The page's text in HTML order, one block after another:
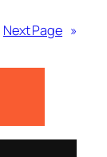
Next Page »